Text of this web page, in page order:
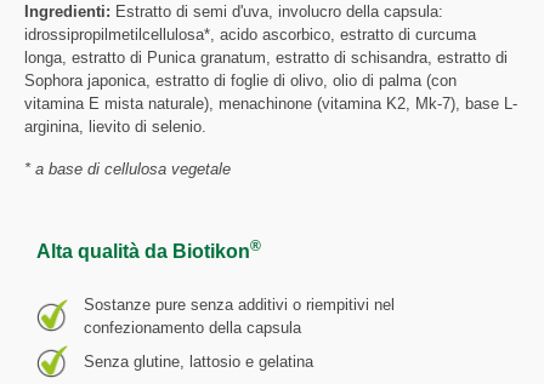
Ingredienti: Estratto di semi d'uva, involucro della capsula:
idrossipropilmetilcellulosa*, acido ascorbico, estratto di curcuma
longa, estratto di Punica granatum, estratto di schisandra, estratto di
Sophora japonica, estratto di foglie di olivo, olio di palma (con
vitamina E mista naturale), menachinone (vitamina K2, Mk-7), base L-
arginina, lievito di selenio.
* a base di cellulosa vegetale
Alta qualità da Biotikon®
Sostanze pure senza additivi o riempitivi nel
confezionamento della capsula
Senza glutine, lattosio e gelatina